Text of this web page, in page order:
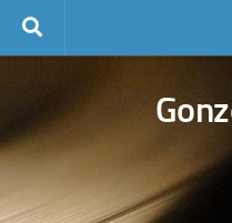
Skip to content